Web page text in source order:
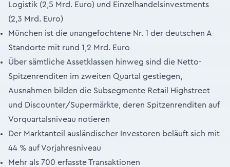
Logistik (2,5 Mrd. Euro) und Einzelhandelsinvestments
(2,3 Mrd. Euro)
München ist die unangefochtene Nr. 1 der deutschen A-
Standorte mit rund 1,2 Mrd. Euro
Über sämtliche Assetklassen hinweg sind die Netto-
Spitzenrenditen im zweiten Quartal gestiegen,
Ausnahmen bilden die Subsegmente Retail Highstreet
und Discounter/Supermärkte, deren Spitzenrenditen auf
Vorquartalsniveau notieren
Der Marktanteil ausländischer Investoren beläuft sich mit
44 % auf Vorjahresniveau
Mehr als 700 erfasste Transaktionen